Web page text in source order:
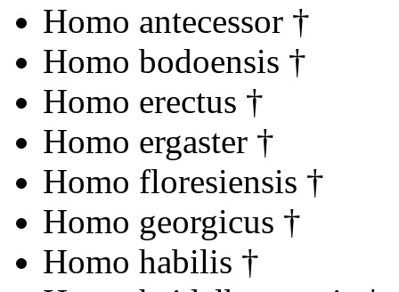
Homo antecessor †
Homo bodoensis †
Homo erectus †
Homo ergaster †
Homo floresiensis †
Homo georgicus †
Homo habilis †